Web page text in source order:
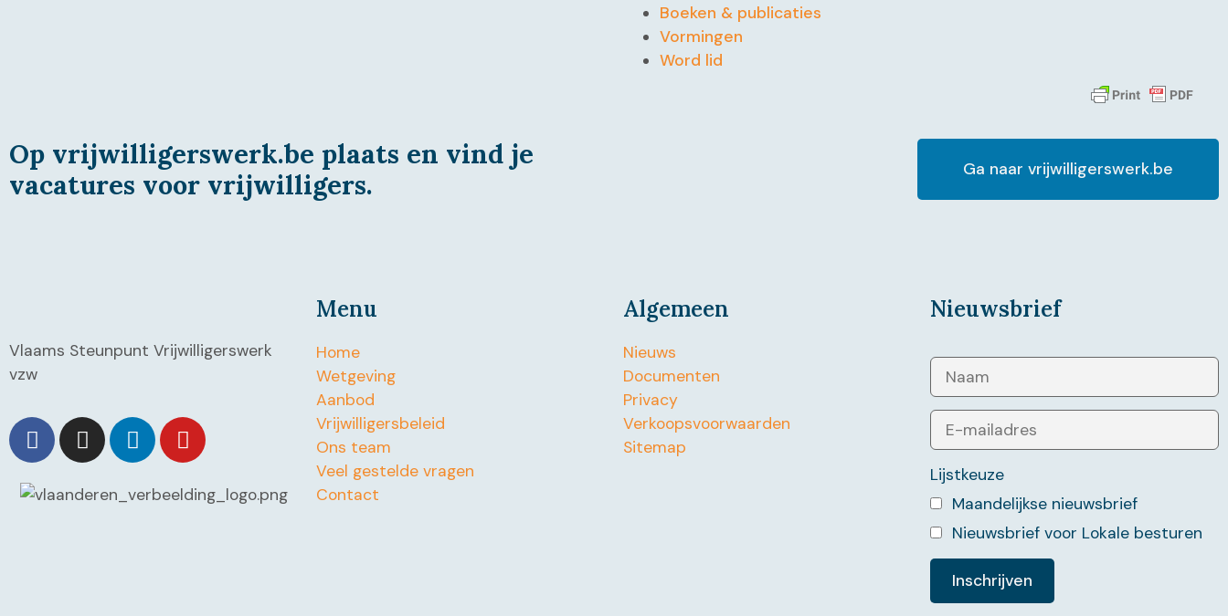
Boeken & publicaties
Vormingen
Word lid
Op vrijwilligerswerk.be plaats en vind je
vacatures voor vrijwilligers.
Ga naar vrijwilligerswerk.be
Vlaams Steunpunt Vrijwilligerswerk
vzw
Menu
Home
Wetgeving
Aanbod
Vrijwilligersbeleid
Ons team
Veel gestelde vragen
Contact
Algemeen
Nieuws
Documenten
Privacy
Verkoopsvoorwaarden
Sitemap
Nieuwsbrief
Lijstkeuze
Maandelijkse nieuwsbrief
Nieuwsbrief voor Lokale besturen